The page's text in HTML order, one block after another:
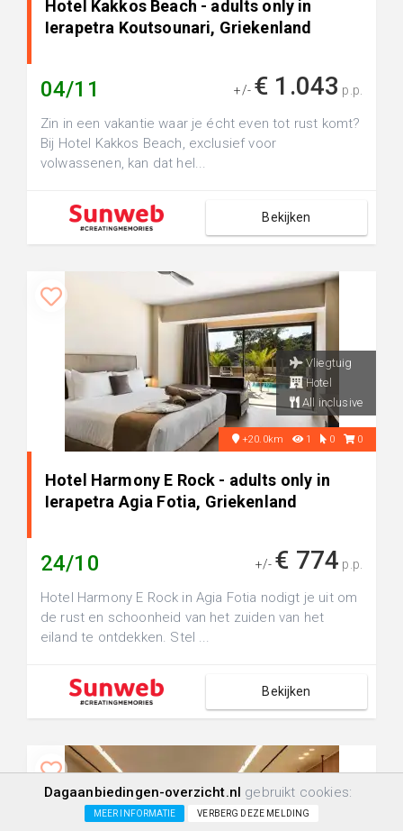
Hotel Kakkos Beach - adults only in
Ierapetra Koutsounari, Griekenland
04/11 +/- € 1.043 p.p.
Zin in een vakantie waar je écht even tot rust komt?
Bij Hotel Kakkos Beach, exclusief voor
volwassenen, kan dat hel...
Bekijken
Vliegtuig
Hotel
All inclusive
+20.0km 1 0 0
Hotel Harmony E Rock - adults only in
Ierapetra Agia Fotia, Griekenland
24/10 +/- € 774 p.p.
Hotel Harmony E Rock in Agia Fotia nodigt je uit om
de rust en schoonheid van het zuiden van het
eiland te ontdekken. Stel ...
Bekijken
Dagaanbiedingen-overzicht.nl gebruikt cookies:
MEER INFORMATIE VERBERG DEZE MELDING